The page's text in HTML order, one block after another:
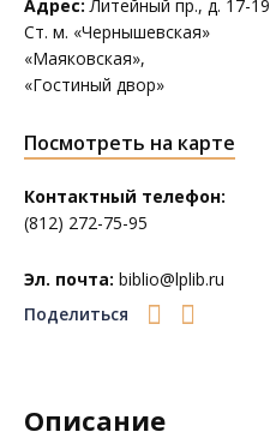
Адрес: Литейный пр., д. 17-19
Ст. м. «Чернышевская»
«Маяковская»,
«Гостиный двор»
Посмотреть на карте
Контактный телефон:
(812) 272-75-95
Эл. почта: biblio@lplib.ru
Поделиться
Описание